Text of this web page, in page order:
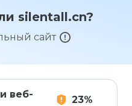
silentall.cn?
сайт
веб-
23%